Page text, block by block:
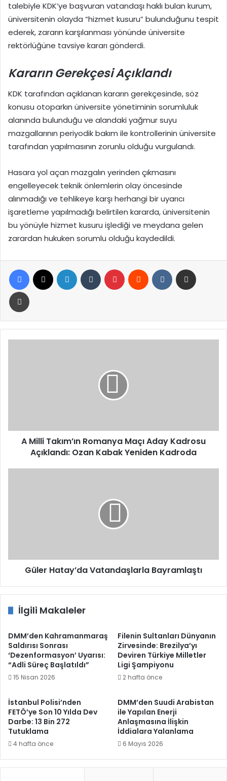
talebiyle KDK’ye başvuran vatandaşı haklı bulan kurum,
üniversitenin olayda “hizmet kusuru” bulunduğunu tespit
ederek, zararın karşılanması yönünde üniversite
rektörlüğüne tavsiye kararı gönderdi.
Kararın Gerekçesi Açıklandı
KDK tarafından açıklanan kararın gerekçesinde, söz
konusu otoparkın üniversite yönetiminin sorumluluk
alanında bulunduğu ve alandaki yağmur suyu
mazgallarının periyodik bakım ile kontrollerinin üniversite
tarafından yapılmasının zorunlu olduğu vurgulandı.
Hasara yol açan mazgalın yerinden çıkmasını
engelleyecek teknik önlemlerin olay öncesinde
alınmadığı ve tehlikeye karşı herhangi bir uyarıcı
işaretleme yapılmadığı belirtilen kararda, üniversitenin
bu yönüyle hizmet kusuru işlediği ve meydana gelen
zarardan hukuken sorumlu olduğu kaydedildi.
Facebook LinkedIn Tumblr Pinterest Reddit VKontakte
Yazdır
Ozan
Kabak
Yeniden
A Milli Takım’ın Romanya Maçı Aday Kadrosu
Açıklandı: Ozan Kabak Yeniden Kadroda
Güler Hatay’da Vatandaşlarla Bayramlaştı
İlgili Makaleler
DMM’den Kahramanmaraş
Saldırısı Sonrası
‘Dezenformasyon’ Uyarısı:
“Adli Süreç Başlatıldı”
15 Nisan 2026
Filenin Sultanları Dünyanın
Zirvesinde: Brezilya’yı
Deviren Türkiye Milletler
Ligi Şampiyonu
2 hafta önce
İstanbul Polisi’nden
FETÖ’ye Son 10 Yılda Dev
Darbe: 13 Bin 272
Tutuklama
4 hafta önce
DMM’den Suudi Arabistan
ile Yapılan Enerji
Anlaşmasına İlişkin
İddialara Yalanlama
6 Mayıs 2026